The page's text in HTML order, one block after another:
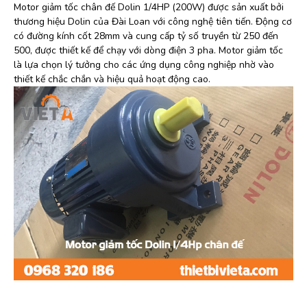
Motor giảm tốc chân đế Dolin 1/4HP (200W) được sản xuất bởi
thương hiệu Dolin của Đài Loan với công nghệ tiên tiến. Động cơ
có đường kính cốt 28mm và cung cấp tỷ số truyền từ 250 đến
500, được thiết kế để chạy với dòng điện 3 pha. Motor giảm tốc
là lựa chọn lý tưởng cho các ứng dụng công nghiệp nhờ vào
thiết kế chắc chắn và hiệu quả hoạt động cao.